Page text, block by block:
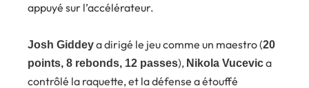
appuyé sur l’accélérateur.
Josh Giddeya dirigé le jeu comme un maestro (20
points, 8 rebonds, 12 passes), Nikola Vucevica
contrôlé la raquette, et la défense a étouffé